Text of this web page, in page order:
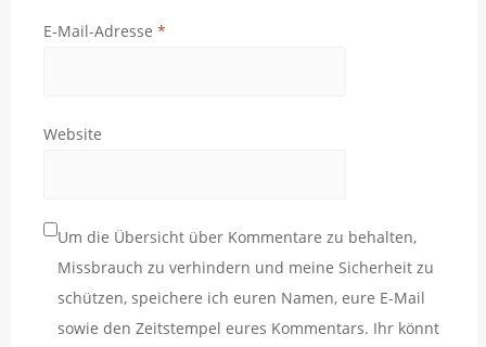
E-Mail-Adresse *
Website
Um die Übersicht über Kommentare zu behalten,
Missbrauch zu verhindern und meine Sicherheit zu
schützen, speichere ich euren Namen, eure E-Mail
sowie den Zeitstempel eures Kommentars. Ihr könnt